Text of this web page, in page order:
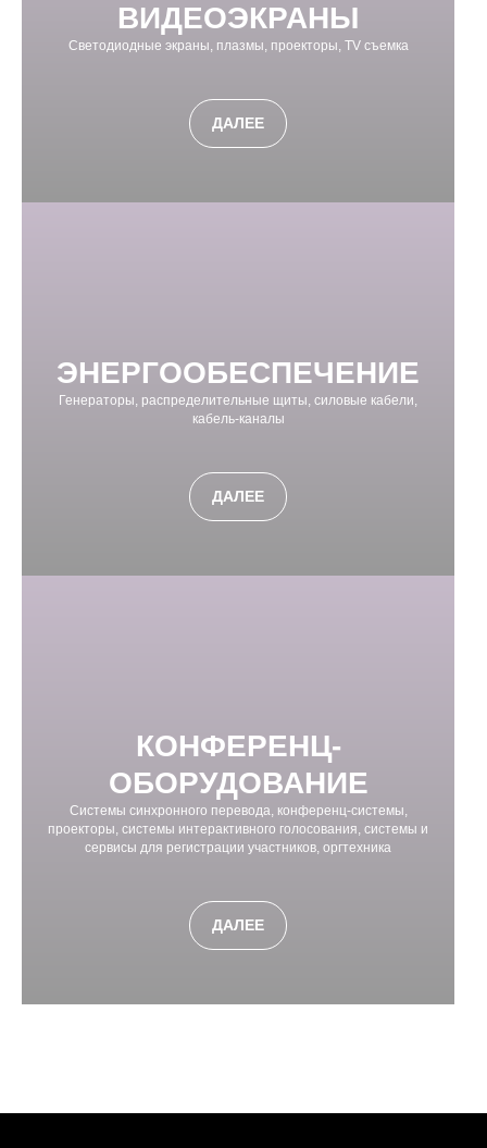
ВИДЕОЭКРАНЫ
Светодиодные экраны, плазмы, проекторы, TV съемка
ДАЛЕЕ
ЭНЕРГООБЕСПЕЧЕНИЕ
Генераторы, распределительные щиты, силовые кабели,
кабель-каналы
ДАЛЕЕ
КОНФЕРЕНЦ-
ОБОРУДОВАНИЕ
Системы синхронного перевода, конференц-системы,
проекторы, системы интерактивного голосования, системы и
сервисы для регистрации участников, оргтехника
ДАЛЕЕ